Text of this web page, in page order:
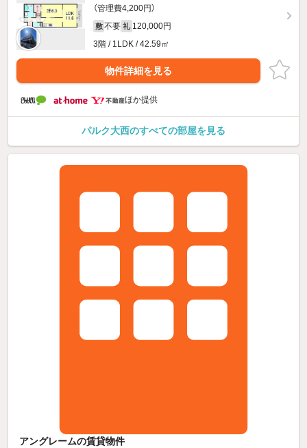
（管理費4,200円）
敷 不要 礼 120,000円
3階 / 1LDK / 42.59㎡
物件詳細を見る
ほか提供
パルク大西のすべての部屋を見る
アングレームの賃貸物件